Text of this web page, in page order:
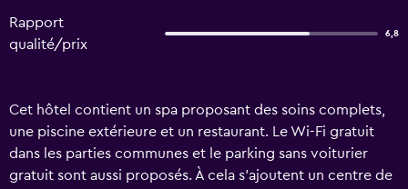
Rapport
qualité/prix
6,8
Cet hôtel contient un spa proposant des soins complets,
une piscine extérieure et un restaurant. Le Wi-Fi gratuit
dans les parties communes et le parking sans voiturier
gratuit sont aussi proposés. À cela s'ajoutent un centre de